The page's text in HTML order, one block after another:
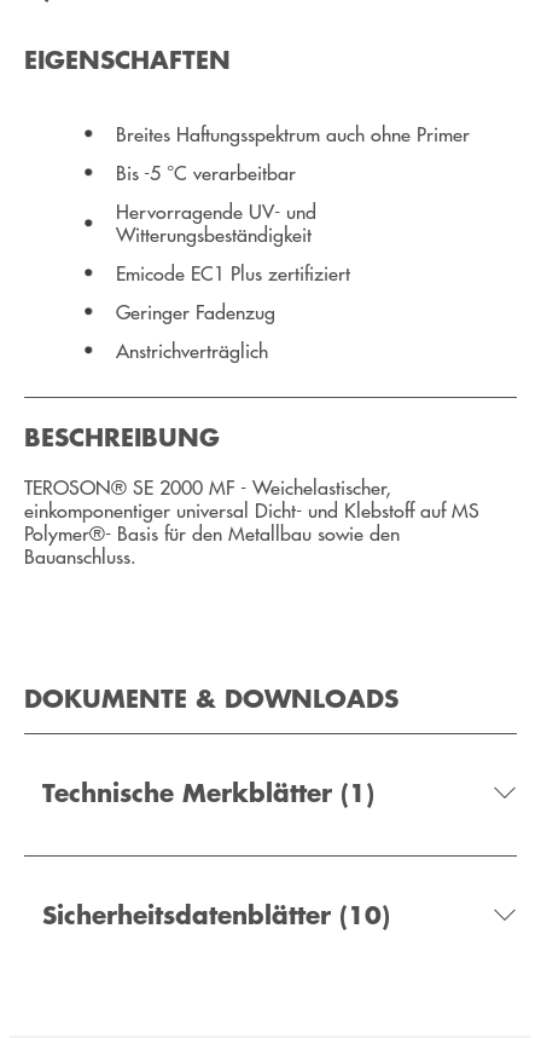
EIGENSCHAFTEN
Breites Haftungsspektrum auch ohne Primer
Bis -5 °C verarbeitbar
Hervorragende UV- und
Witterungsbeständigkeit
Emicode EC1 Plus zertifiziert
Geringer Fadenzug
Anstrichverträglich
BESCHREIBUNG
TEROSON® SE 2000 MF - Weichelastischer,
einkomponentiger universal Dicht- und Klebstoff auf MS
Polymer®- Basis für den Metallbau sowie den
Bauanschluss.
DOKUMENTE & DOWNLOADS
Technische Merkblätter (1)
Sicherheitsdatenblätter (10)